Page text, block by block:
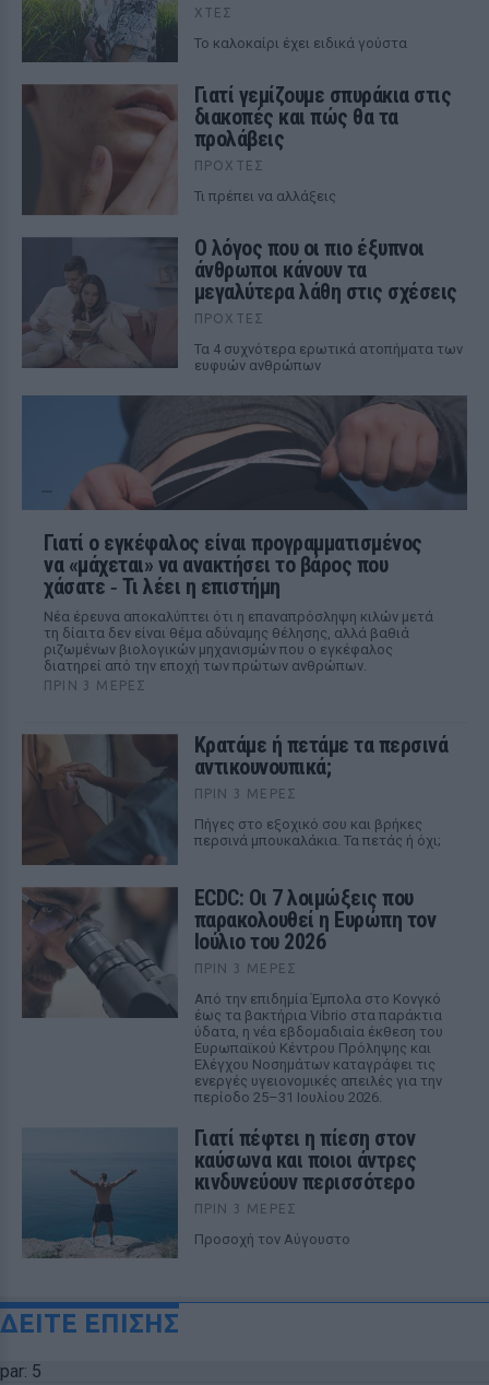
ΧΤΕΣ
To καλοκαίρι έχει ειδικά γούστα
Γιατί γεμίζουμε σπυράκια στις
διακοπές και πώς θα τα
προλάβεις
ΠΡΟΧΤΈΣ
Τι πρέπει να αλλάξεις
Ο λόγος που οι πιο έξυπνοι
άνθρωποι κάνουν τα
μεγαλύτερα λάθη στις σχέσεις
ΠΡΟΧΤΈΣ
Τα 4 συχνότερα ερωτικά ατοπήματα των
ευφυών ανθρώπων
Γιατί ο εγκέφαλος είναι προγραμματισμένος
να «μάχεται» να ανακτήσει το βάρος που
χάσατε ‑ Τι λέει η επιστήμη
Νέα έρευνα αποκαλύπτει ότι η επαναπρόσληψη κιλών μετά
τη δίαιτα δεν είναι θέμα αδύναμης θέλησης, αλλά βαθιά
ριζωμένων βιολογικών μηχανισμών που ο εγκέφαλος
διατηρεί από την εποχή των πρώτων ανθρώπων.
ΠΡΙΝ 3 ΜΈΡΕΣ
Κρατάμε ή πετάμε τα περσινά
αντικουνουπικά;
ΠΡΙΝ 3 ΜΈΡΕΣ
Πήγες στο εξοχικό σου και βρήκες
περσινά μπουκαλάκια. Τα πετάς ή όχι;
ECDC: Οι 7 λοιμώξεις που
παρακολουθεί η Ευρώπη τον
Ιούλιο του 2026
ΠΡΙΝ 3 ΜΈΡΕΣ
Από την επιδημία Έμπολα στο Κονγκό
έως τα βακτήρια Vibrio στα παράκτια
ύδατα, η νέα εβδομαδιαία έκθεση του
Ευρωπαϊκού Κέντρου Πρόληψης και
Ελέγχου Νοσημάτων καταγράφει τις
ενεργές υγειονομικές απειλές για την
περίοδο 25–31 Ιουλίου 2026.
Γιατί πέφτει η πίεση στον
καύσωνα και ποιοι άντρες
κινδυνεύουν περισσότερο
ΠΡΙΝ 3 ΜΈΡΕΣ
Προσοχή τον Αύγουστο
ΔΕΙΤΕ ΕΠΙΣΗΣ
par: 5